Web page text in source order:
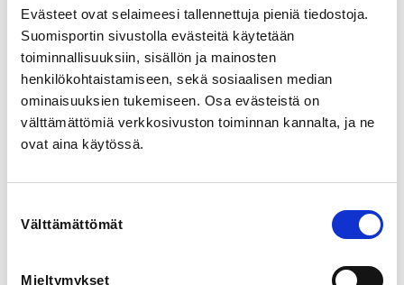
Evästeet ovat selaimeesi tallennettuja pieniä tiedostoja.
Suomisportin sivustolla evästeitä käytetään
toiminnallisuuksiin, sisällön ja mainosten
henkilökohtaistamiseen, sekä sosiaalisen median
ominaisuuksien tukemiseen. Osa evästeistä on
välttämättömiä verkkosivuston toiminnan kannalta, ja ne
ovat aina käytössä.
valinta
Välttämättömät
Mieltymykset
SPORTS
Jousiammunta
REGISTRATION PERIOD
Th 21.3.2024 at 00:00 - Fr 5.4.2024 at 00:00
jumppakuminauhan. Harjoituksissa käytetään seuran
Ensinuolet-kurssi 6x2 h, seuran jäsenelle 95,00 € -